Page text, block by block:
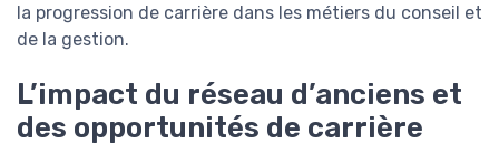
la progression de carrière dans les métiers du conseil et
de la gestion.
L’impact du réseau d’anciens et
des opportunités de carrière